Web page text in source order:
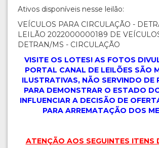
Ativos disponíveis nesse leilão:
VEÍCULOS PARA CIRCULAÇÃO -
LEILÃO 2022000000189 DE
DETRAN/MS - CIRCULAÇÃO
VISITE OS LOTES! AS FOTOS
PORTAL CANAL DE LEILÕES SÃO
ILUSTRATIVAS, NÃO SERVINDO DE
PARA DEMONSTRAR O ESTADO
INFLUENCIAR A DECISÃO DE
PARA ARREMATAÇÃO DOS
ATENÇÃO AOS SEGUINTES ITENS